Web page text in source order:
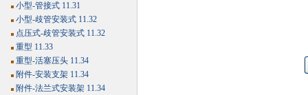
小型-管接式 11.31
小型-歧管安装式 11.32
点压式-歧管安装式 11.32
重型 11.33
重型-活塞压头 11.34
附件-安装支架 11.34
附件-法兰式安装架 11.34